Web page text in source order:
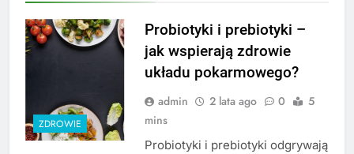
ZDROWIE
Probiotyki i prebiotyki –
jak wspierają zdrowie
układu pokarmowego?
admin 2 lata ago 0
5
mins
Probiotyki i prebiotyki odgrywają